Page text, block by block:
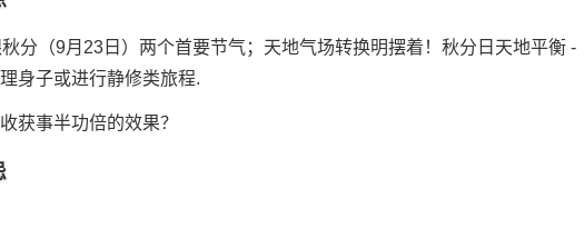
分（9月23日）两个首要节气；天地气场转换明摆着！秋分日天地平衡 -
身子或进行静修类旅程.
获事半功倍的效果？